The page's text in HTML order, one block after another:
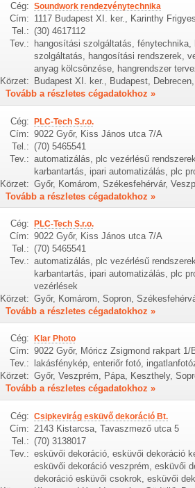
Cég: Soundwork rendezvénytechnika
Cím: 1117 Budapest XI. ker., Karinthy
Tel.: (30) 4617112
Tev.:
hangosítási szolgáltatás,
szolgáltatás, hangosítási rendszerek,
anyag kölcsönzése, hangrendszer
Körzet:
Budapest XI. ker., Budapest,
Tovább a részletes cégadatokhoz »
Cég: PLC-Tech S.r.o.
Cím: 9022 Győr, Kiss János utca 7/A
Tel.: (70) 5465541
Tev.: automatizálás, plc vezérlésű
karbantartás, ipari automatizálás, plc
Körzet: Győr, Komárom, Székesfehérvár,
Tovább a részletes cégadatokhoz »
Cég: PLC-Tech S.r.o.
Cím: 9022 Győr, Kiss János utca 7/A
Tel.: (70) 5465541
Tev.: automatizálás, plc vezérlésű
karbantartás, ipari automatizálás, plc
vezérlések
Körzet: Győr, Komárom, Sopron,
Tovább a részletes cégadatokhoz »
Cég: Klar Photo
Cím: 9022 Győr, Móricz Zsigmond rakpart 1/
Tev.:
lakásfénykép, enteriőr fotó,
Körzet: Győr, Veszprém, Pápa, Keszthely,
Tovább a részletes cégadatokhoz »
Cég: Csipkevirág esküvő dekoráció Bt.
Cím: 2143 Kistarcsa, Tavaszmező utca 5
Tel.: (70) 3138017
Tev.: esküvői dekoráció, esküvői dekoráció
esküvői dekoráció veszprém, esküvői
dekoráció esküvői csokrok, esküvői